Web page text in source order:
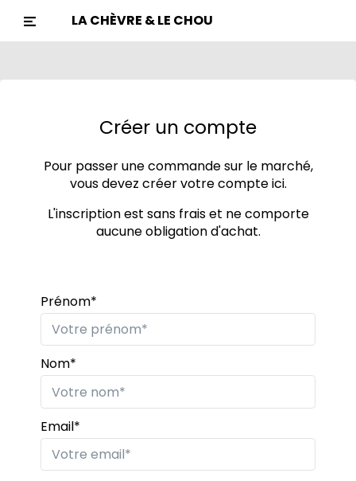
LA CHÈVRE & LE CHOU
Créer un compte
Pour passer une commande sur le marché,
vous devez créer votre compte ici.
L'inscription est sans frais et ne comporte
aucune obligation d'achat.
Prénom*
Nom*
Email*